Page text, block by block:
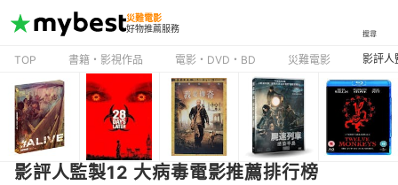
災難電影
好物推薦服務
搜尋
TOP 書籍・影視作品 電影・DVD・BD 災難電影 影評人
影評人監製12 大病毒電影推薦排行榜